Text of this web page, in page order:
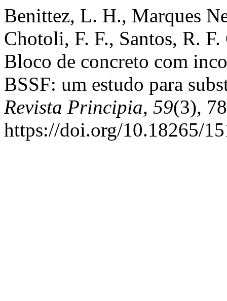
Benittez, L. H., Marques
Chotoli, F. F., Santos, R.
Bloco de concreto com
BSSF: um estudo para
Revista Principia, 59(3),
https://doi.org/10.18265/